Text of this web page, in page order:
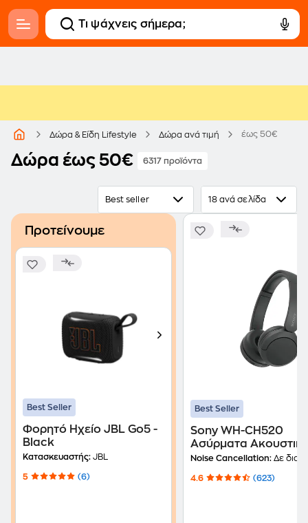
Δώρα & Είδη Lifestyle Δώρα ανά τιμή έως 50€
Δώρα έως 50€ 6317 προϊόντα
Best seller 18 ανά σελίδα
Προτείνουμε
Best Seller
Φορητό Ηχείο JBL Go5 -
Black
Κατασκευαστής: JBL
5 (6)
Best Seller
Sony WH-CH520
Ασύρματα
Κεφαλής - Μαύρο
Noise Cancellation: Δε
4.6 (623)